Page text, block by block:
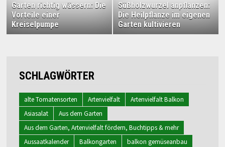
Garten richtig wässern: Die
Vorteile einer
Kreiselpumpe
Süßholzwurzel anpflanzen:
Die Heilpflanze im eigenen
Garten kultivieren
SCHLAGWÖRTER
alte Tomatensorten Artenvielfalt
Artenvielfalt Balkon
Asiasalat
Aus dem Garten
Aus dem Garten, Artenvielfalt fördern, Buchtipps & mehr
Aussaatkalender
Balkongarten
balkon gemüseanbau